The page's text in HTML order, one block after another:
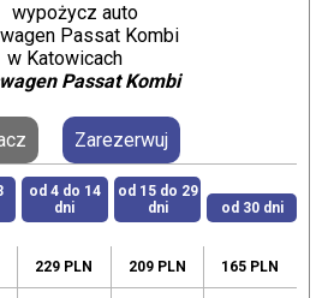
Passat Kombi
Zarezerwuj
od 4 do 14
dni
od 15 do 29
dni
od 30 dni
229 PLN 209 PLN 165 PLN